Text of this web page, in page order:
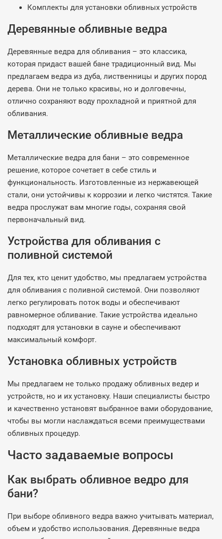
Комплекты для установки обливных устройств
Деревянные обливные ведра
Деревянные ведра для обливания – это классика,
которая придаст вашей бане традиционный вид. Мы
предлагаем ведра из дуба, лиственницы и других пород
дерева. Они не только красивы, но и долговечны,
отлично сохраняют воду прохладной и приятной для
обливания.
Металлические обливные ведра
Металлические ведра для бани – это современное
решение, которое сочетает в себе стиль и
функциональность. Изготовленные из нержавеющей
стали, они устойчивы к коррозии и легко чистятся. Такие
ведра прослужат вам многие годы, сохраняя свой
первоначальный вид.
Устройства для обливания с
поливной системой
Для тех, кто ценит удобство, мы предлагаем устройства
для обливания с поливной системой. Они позволяют
легко регулировать поток воды и обеспечивают
равномерное обливание. Такие устройства идеально
подходят для установки в сауне и обеспечивают
максимальный комфорт.
Установка обливных устройств
Мы предлагаем не только продажу обливных ведер и
устройств, но и их установку. Наши специалисты быстро
и качественно установят выбранное вами оборудование,
чтобы вы могли наслаждаться всеми преимуществами
обливных процедур.
Часто задаваемые вопросы
Как выбрать обливное ведро для
бани?
При выборе обливного ведра важно учитывать материал,
объем и удобство использования. Деревянные ведра